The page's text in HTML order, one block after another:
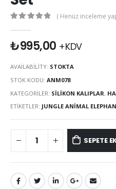
( Henüz inceleme
₺995,00 +KDV
AVAILABILITY: STOKTA
STOK KODU: ANM078
KATEGORILER: SILIKON KALIPLAR,
ETIKETLER: JUNGLE ANIMAL
SEPETE